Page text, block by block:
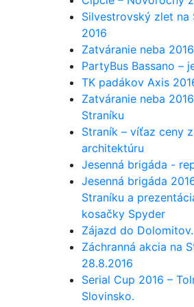
Silvestrovský zlet na
2016
Zatváranie neba
PartyBus Bassano –
TK padákov Axis
Zatváranie neba
Straníku
Straník – víťaz ceny
architektúru
Jesenná brigáda -
Jesenná brigáda
Straníku a
kosačky Spyder
Zájazd do Dolomitov.
Záchranná akcia na
28.8.2016
Serial Cup 2016 –
Slovinsko.